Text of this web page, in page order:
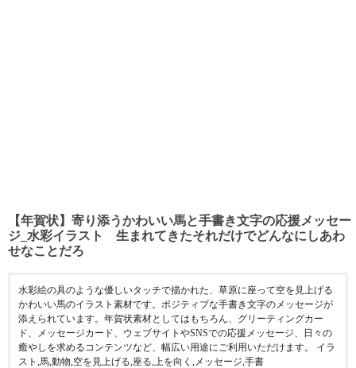
【年賀状】寄り添うかわいい馬と手書き文字の応援メッセー
ジ_水彩イラスト 生まれてきたそれだけでどんなにしあわ
せなことだろ
水彩絵の具のような優しいタッチで描かれた、草原に座って空を見上げる
かわいい馬のイラスト素材です。ポジティブな手書き文字のメッセージが
添えられています。年賀状素材としてはもちろん、グリーティングカー
ド、メッセージカード、ウェブサイトやSNSでの応援メッセージ、日々の
癒やしを求めるコンテンツなど、幅広い用途にご利用いただけます。 イラ
スト,馬,動物,空を見上げる,座る,上を向く,メッセージ,手書